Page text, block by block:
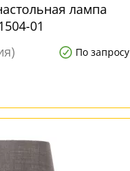
лампа
01
По запросу